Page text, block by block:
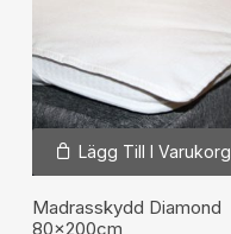
Lägg Till I Varukorg
Madrasskydd Diamond
80x200cm